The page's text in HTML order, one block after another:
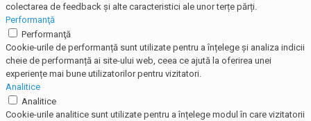
colectarea de feedback și alte caracteristici ale unor terțe părți.
Performanţă
Performanţă
Cookie-urile de performanță sunt utilizate pentru a înțelege și analiza indicii
cheie de performanță ai site-ului web, ceea ce ajută la oferirea unei
experiențe mai bune utilizatorilor pentru vizitatori.
Analitice
Analitice
Cookie-urile analitice sunt utilizate pentru a înțelege modul în care vizitatorii